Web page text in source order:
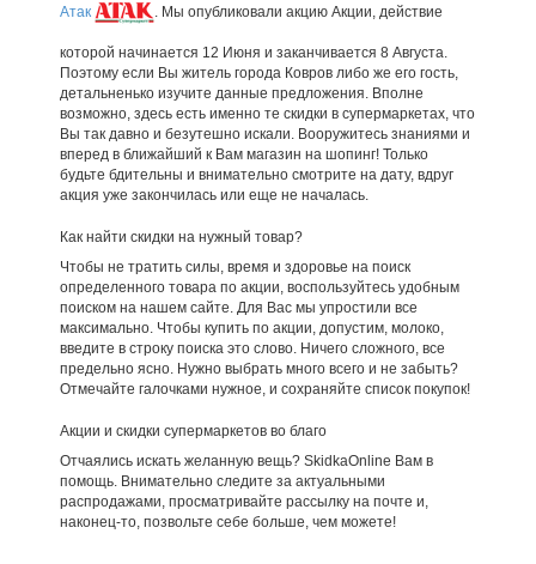
Атак . Мы опубликовали акцию Акции, действие
которой начинается 12 Июня и заканчивается 8 Августа.
Поэтому если Вы житель города Ковров либо же его гость,
детальненько изучите данные предложения. Вполне
возможно, здесь есть именно те скидки в супермаркетах, что
Вы так давно и безутешно искали. Вооружитесь знаниями и
вперед в ближайший к Вам магазин на шопинг! Только
будьте бдительны и внимательно смотрите на дату, вдруг
акция уже закончилась или еще не началась.
Как найти скидки на нужный товар?
Чтобы не тратить силы, время и здоровье на поиск
определенного товара по акции, воспользуйтесь удобным
поиском на нашем сайте. Для Вас мы упростили все
максимально. Чтобы купить по акции, допустим, молоко,
введите в строку поиска это слово. Ничего сложного, все
предельно ясно. Нужно выбрать много всего и не забыть?
Отмечайте галочками нужное, и сохраняйте список покупок!
Акции и скидки супермаркетов во благо
Отчаялись искать желанную вещь? SkidkaOnline Вам в
помощь. Внимательно следите за актуальными
распродажами, просматривайте рассылку на почте и,
наконец-то, позвольте себе больше, чем можете!